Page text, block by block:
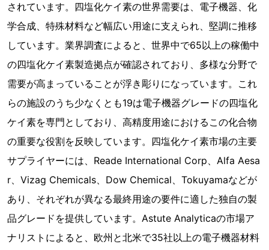
されています。四塩化ケイ素の世界需要は、電子機器、化
学合成、特殊材料など幅広い用途に支えられ、堅調に推移
しています。業界調査によると、世界中で65以上の稼働中
の四塩化ケイ素製造拠点が確認されており、多様な分野で
需要が高まっていることが浮き彫りになっています。これ
らの施設のうち少なくとも19は電子機器グレードの四塩化
ケイ素を専門としており、高精度用途におけるこの化合物
の重要な役割を反映しています。四塩化ケイ素市場の主要
サプライヤーには、Reade International Corp、Alfa Aesa
r、Vizag Chemicals、Dow Chemical、Tokuyamaなどが
あり、それぞれが異なる最終用途の要件に適した独自の製
品グレードを提供しています。Astute Analyticaの市場ア
ナリストによると、欧州と北米で35社以上の電子機器材料